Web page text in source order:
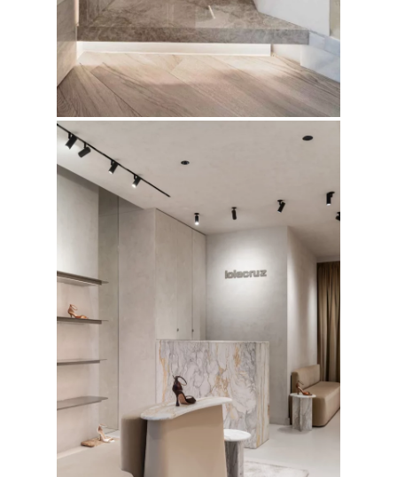
FOTOGRAFÍA
Fotografía de
Fotografía de Interiores
Vivienda
Hoteles /
Fotografía Residencial
Fotografía Fase de
VIDEO
DRON
PERSONAL
PUBLICACIONES